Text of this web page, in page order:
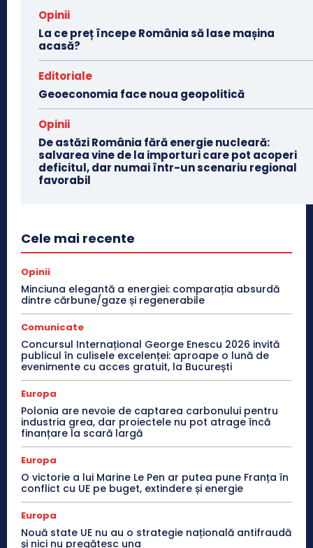
Opinii
La ce preț începe România să lase mașina
acasă?
Editoriale
Geoeconomia face noua geopolitică
Opinii
De astăzi România fără energie nucleară:
salvarea vine de la importuri care pot acoperi
deficitul, dar numai într-un scenariu regional
favorabil
Cele mai recente
Opinii
Minciuna elegantă a energiei: comparația absurdă
dintre cărbune/gaze și regenerabile
Comunicate
Concursul Internațional George Enescu 2026 invită
publicul în culisele excelenței: aproape o lună de
evenimente cu acces gratuit, la București
Europa
Polonia are nevoie de captarea carbonului pentru
industria grea, dar proiectele nu pot atrage încă
finanțare la scară largă
Europa
O victorie a lui Marine Le Pen ar putea pune Franța în
conflict cu UE pe buget, extindere și energie
Europa
Nouă state UE nu au o strategie națională antifraudă
și nici nu pregătesc una